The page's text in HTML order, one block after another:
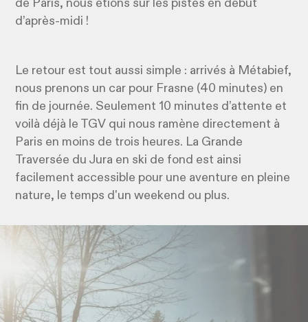
de Paris, nous étions sur les pistes en début
d’après-midi !
Le retour est tout aussi simple : arrivés à Métabief,
nous prenons un car pour Frasne (40 minutes) en
fin de journée. Seulement 10 minutes d’attente et
voilà déjà le TGV qui nous ramène directement à
Paris en moins de trois heures. La Grande
Traversée du Jura en ski de fond est ainsi
facilement accessible pour une aventure en pleine
nature, le temps d'un weekend ou plus.